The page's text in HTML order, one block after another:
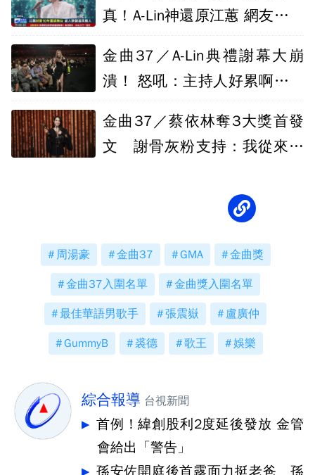
真！A-Lin神還原江蕙 網友好評
金曲37／A-Lin典禮謝幕大崩
潰！ 怒吼：主持人好累啊我要
金曲37／蔡依林奪3大獎首發
文 謝骨灰粉支持：我從來不
周湯豪 金曲37 GMA 金曲獎
金曲37入圍名單 金曲獎入圍名單
最佳華語男歌手 張震嶽 盧廣仲
GummyB 裘德 歌王 娛樂
綜合報導 台視新聞
首例！緯創股利2度延後發放 金管
會給出「警告」
孫安佐開庭後首露面力挺老爸 孫